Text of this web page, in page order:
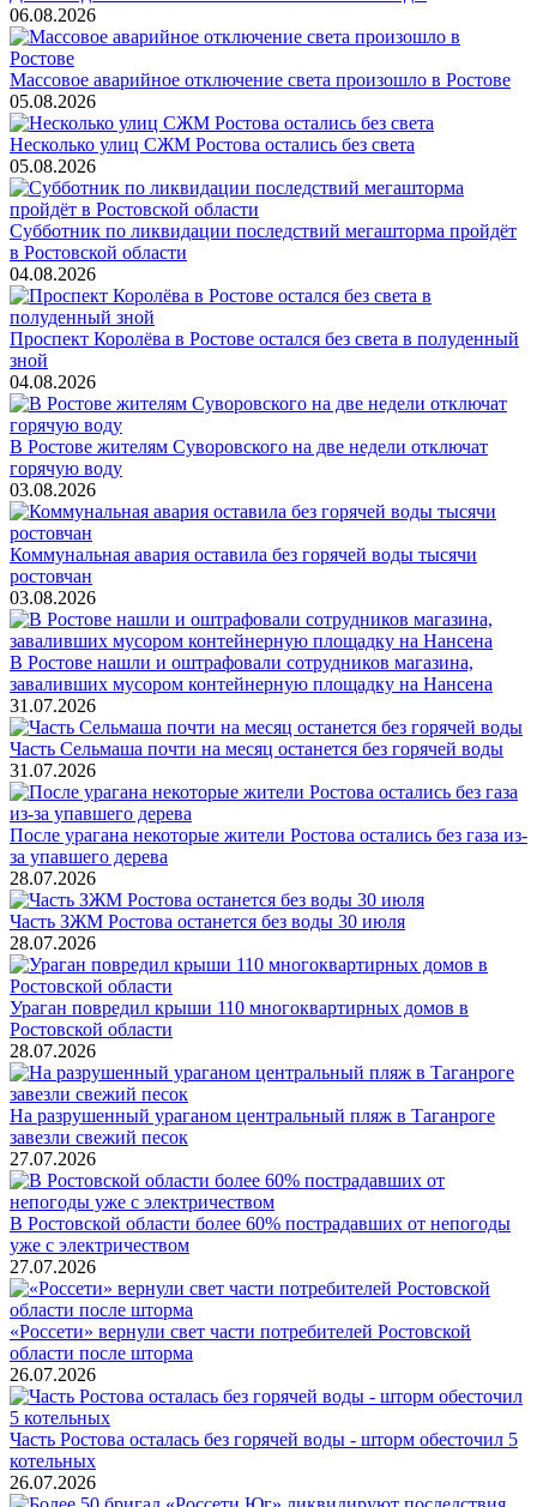
06.08.2026
Массовое аварийное отключение света произошло в Ростове
05.08.2026
Несколько улиц СЖМ Ростова остались без света
05.08.2026
Субботник по ликвидации последствий мегашторма пройдёт
в Ростовской области
04.08.2026
Проспект Королёва в Ростове остался без света в полуденный
зной
04.08.2026
В Ростове жителям Суворовского на две недели отключат
горячую воду
03.08.2026
Коммунальная авария оставила без горячей воды тысячи
ростовчан
03.08.2026
В Ростове нашли и оштрафовали сотрудников магазина,
заваливших мусором контейнерную площадку на Нансена
31.07.2026
Часть Сельмаша почти на месяц останется без горячей воды
31.07.2026
После урагана некоторые жители Ростова остались без газа из-
за упавшего дерева
28.07.2026
Часть ЗЖМ Ростова останется без воды 30 июля
28.07.2026
Ураган повредил крыши 110 многоквартирных домов в
Ростовской области
28.07.2026
На разрушенный ураганом центральный пляж в Таганроге
завезли свежий песок
27.07.2026
В Ростовской области более 60% пострадавших от непогоды
уже с электричеством
27.07.2026
«Россети» вернули свет части потребителей Ростовской
области после шторма
26.07.2026
Часть Ростова осталась без горячей воды - шторм обесточил 5
котельных
26.07.2026